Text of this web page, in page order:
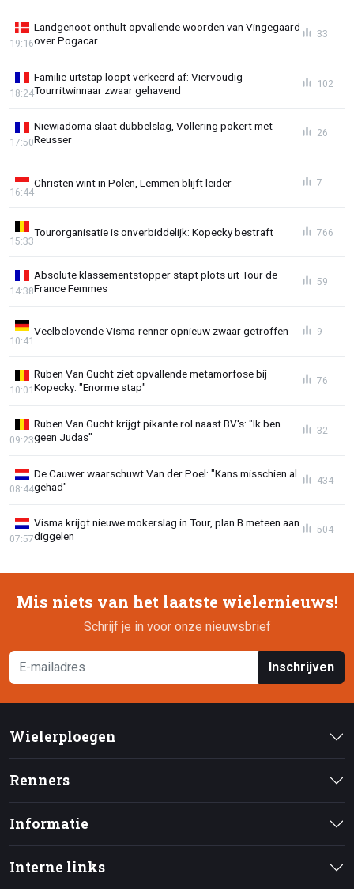
Landgenoot onthult opvallende woorden van Vingegaard
over Pogacar
19:16
33
Familie-uitstap loopt verkeerd af: Viervoudig
Tourritwinnaar zwaar gehavend
18:24
102
Niewiadoma slaat dubbelslag, Vollering pokert met
Reusser
17:50
26
Christen wint in Polen, Lemmen blijft leider
16:44
7
Tourorganisatie is onverbiddelijk: Kopecky bestraft
15:33
766
Absolute klassementstopper stapt plots uit Tour de
France Femmes
14:38
59
Veelbelovende Visma-renner opnieuw zwaar getroffen
10:41
9
Ruben Van Gucht ziet opvallende metamorfose bij
Kopecky: "Enorme stap"
10:01
76
Ruben Van Gucht krijgt pikante rol naast BV's: "Ik ben
geen Judas"
09:23
32
De Cauwer waarschuwt Van der Poel: "Kans misschien al
gehad"
08:44
434
Visma krijgt nieuwe mokerslag in Tour, plan B meteen aan
diggelen
07:57
504
Mis niets van het laatste wielernieuws!
Schrijf je in voor onze nieuwsbrief
Inschrijven
Wielerploegen
Renners
Informatie
Interne links